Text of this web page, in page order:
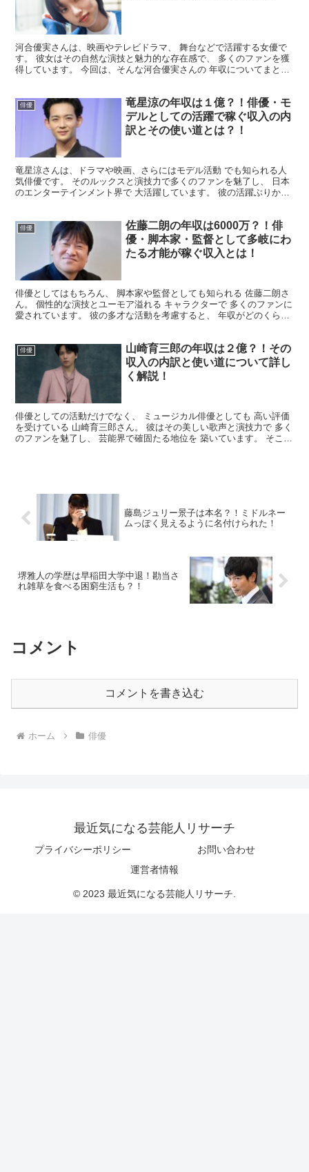
河合優実さんは、映画やテレビドラマ、 舞台などで活躍する女優で
す。 彼女はその自然な演技と魅力的な存在感で、 多くのファンを獲
得しています。 今回は、そんな河合優実さんの 年収についてまとめ
俳優
竜星涼の年収は１億？！俳優・モ
デルとしての活躍で稼ぐ収入の内
訳とその使い道とは？！
竜星涼さんは、ドラマや映画、さらにはモデル活動 でも知られる人
気俳優です。 そのルックスと演技力で多くのファンを魅了し、 日本
のエンターテインメント界で 大活躍しています。 彼の活躍ぶりから
俳優
佐藤二朗の年収は6000万？！俳
優・脚本家・監督として多岐にわ
たる才能が稼ぐ収入とは！
俳優としてはもちろん、 脚本家や監督としても知られる 佐藤二朗さ
ん。 個性的な演技とユーモア溢れる キャラクターで 多くのファンに
愛されています。 彼の多才な活動を考慮すると、 年収がどのくらい
俳優
山崎育三郎の年収は２億？！その
収入の内訳と使い道について詳し
く解説！
俳優としての活動だけでなく、 ミュージカル俳優としても 高い評価
を受けている 山崎育三郎さん。 彼はその美しい歌声と演技力で 多く
のファンを魅了し、 芸能界で確固たる地位を 築いています。 そこで
藤島ジュリー景子は本名？！ミドルネー
ムっぽく見えるように名付けられた！
堺雅人の学歴は早稲田大学中退！勘当さ
れ雑草を食べる困窮生活も？！
コメント
コメントを書き込む
ホーム 俳優
最近気になる芸能人リサーチ
プライバシーポリシー
お問い合わせ
運営者情報
© 2023 最近気になる芸能人リサーチ.